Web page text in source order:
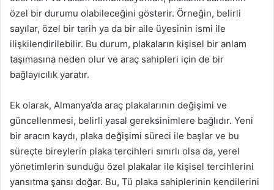
özel bir durumu olabileceğini gösterir. Örneğin, belirli
sayılar, özel bir tarih ya da bir aile üyesinin ismi ile
ilişkilendirilebilir. Bu durum, plakaların kişisel bir anlam
taşımasına neden olur ve araç sahipleri için de bir
bağlayıcılık yaratır.
Ek olarak, Almanya’da araç plakalarının değişimi ve
güncellenmesi, belirli yasal gereksinimlere bağlıdır. Yeni
bir aracın kaydı, plaka değişimi süreci ile başlar ve bu
süreçte bireylerin plaka tercihleri sınırlı olsa da, yerel
yönetimlerin sunduğu özel plakalar ile kişisel tercihlerini
yansıtma şansı doğar. Bu, Tü plaka sahiplerinin kendilerini